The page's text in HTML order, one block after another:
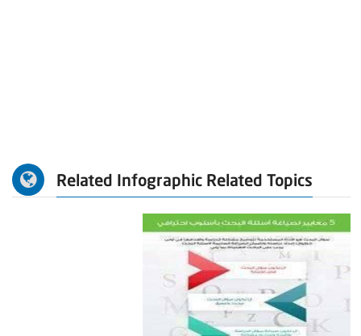
Related Infographic Related Topics